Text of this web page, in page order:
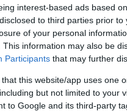
interest-based ads based
to third parties prior
of your personal
This information may also be
Participants that may further
that this website/app uses one
but not limited to your
to Google and its third-party
után gördítesz lejjebb!
Mindig előre
Számukra az